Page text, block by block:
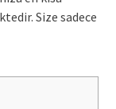
Size sadece